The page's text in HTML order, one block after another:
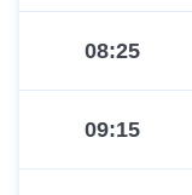
08:25
09:15